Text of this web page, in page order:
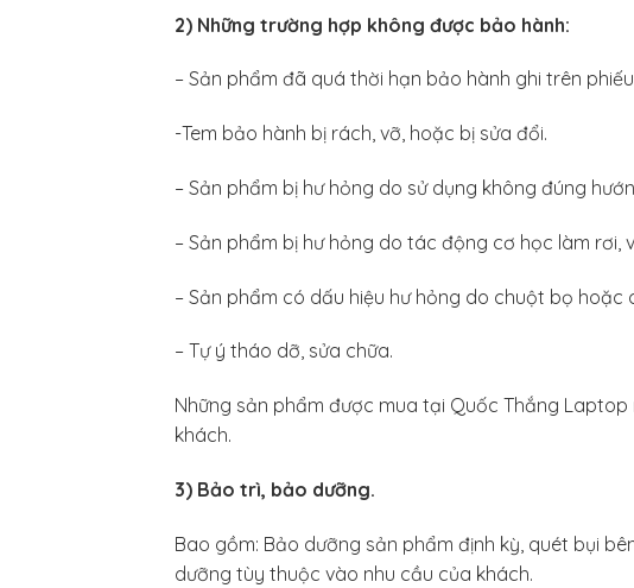
2) Những trường hợp không được bảo hành:
– Sản phẩm đã quá thời hạn bảo hành ghi trên
-Tem bảo hành bị rách, vỡ, hoặc bị sửa đổi.
– Sản phẩm bị hư hỏng do sử dụng không đúng
– Sản phẩm bị hư hỏng do tác động cơ học làm rơi,
– Sản phẩm có dấu hiệu hư hỏng do chuột bọ
– Tự ý tháo dỡ, sửa chữa.
Những sản phẩm được mua tại Quốc Thắng
khách.
3) Bảo trì, bảo dưỡng.
Bao gồm: Bảo dưỡng sản phẩm định kỳ, quét bụi
dưỡng tùy thuộc vào nhu cầu của khách.